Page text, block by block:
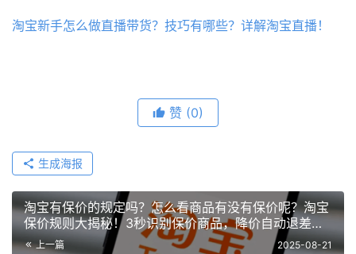
淘宝新手怎么做直播带货？技巧有哪些？详解淘宝直播！
赞 (0)
生成海报
淘宝有保价的规定吗？怎么看商品有没有保价呢？淘宝
保价规则大揭秘！3秒识别保价商品，降价自动退差
价！
上一篇 2025-08-21